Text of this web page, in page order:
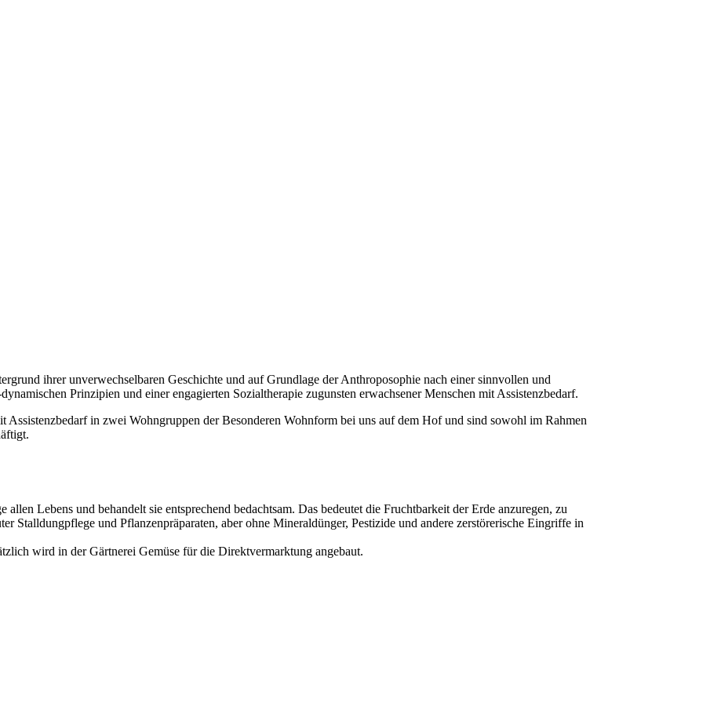
ihrer unverwechselbaren Geschichte und auf Grundlage der Anthroposophie nach einer sinnvollen und
Prinzipien und einer engagierten Sozialtherapie zugunsten erwachsener Menschen mit Assistenzbedarf.
in zwei Wohngruppen der Besonderen Wohnform bei uns auf dem Hof und sind sowohl im Rahmen
Lebens und behandelt sie entsprechend bedachtsam. Das bedeutet die Fruchtbarkeit der Erde anzuregen, zu
Stalldungpflege und Pflanzenpräparaten, aber ohne Mineraldünger, Pestizide und andere zerstörerische Eingriffe in
wird in der Gärtnerei Gemüse für die Direktvermarktung angebaut.